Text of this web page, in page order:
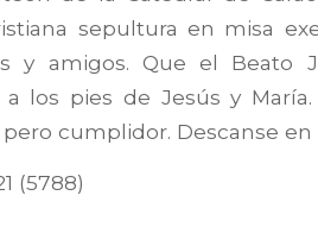
sepultura en misa
y amigos. Que el Beato
a los pies de Jesús y
cumplidor. Descanse en
(5788)